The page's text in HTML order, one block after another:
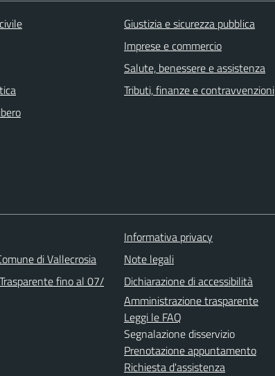
Giustizia e sicurezza pubblica
Imprese e commercio
Salute, benessere e assistenza
Tributi, finanze e contravvenzioni
di Vallecrosia
fino al 07/
Informativa privacy
Note legali
Dichiarazione di accessibilità
Amministrazione trasparente
Leggi le FAQ
Segnalazione disservizio
Prenotazione appuntamento
Richiesta d'assistenza